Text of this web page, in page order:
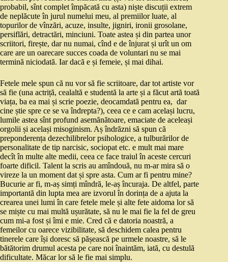
probabil, sînt complet împăcată cu asta) niște discuții extrem
de neplăcute în jurul numelui meu, al premiilor luate, al
topurilor de vînzări, acuze, insulte, jigniri, ironii grosolane,
persiflări, detractări, minciuni. Toate astea și din partea unor
scriitori, firește, dar nu numai, cînd e de înjurat și urît un om
care are un oarecare succes coada de voluntari nu se mai
termină niciodată. Iar dacă e și femeie, și mai dihai.
Fetele mele spun că nu vor să fie scriitoare, dar tot artiste vor
să fie (una actriță, cealaltă e studentă la arte și a făcut artă toată
viața, ba ea mai și scrie poezie, deocamdată pentru ea, dar
cine știe spre ce se va îndrepta?), ceea ce e cam același lucru,
lumile astea sînt profund asemănătoare, emaciate de aceleași
orgolii și același misoginism. Aș îndrăzni să spun că
preponderența dezechilibrelor psihologice, a tulburărilor de
personalitate de tip narcisic, sociopat etc. e mult mai mare
decît în multe alte medii, ceea ce face traiul în aceste cercuri
foarte dificil. Talent la scris au amîndouă, nu m-ar mira să o
vireze la un moment dat și spre asta. Cum ar fi pentru mine?
Bucurie ar fi, m-aș simți mîndră, le-aș încuraja. De altfel, parte
importantă din lupta mea are izvorul în dorința de a ajuta la
crearea unei lumi în care fetele mele și alte fete aidoma lor să
se miște cu mai multă ușurătate, să nu le mai fie la fel de greu
cum mi-a fost și îmi e mie. Cred că e datoria noastră, a
femeilor cu oarece vizibilitate, să deschidem calea pentru
tinerele care își doresc să pășească pe urmele noastre, să le
bătătorim drumul acesta pe care noi înaintăm, iată, cu destulă
dificultate. Măcar lor să le fie mai simplu.